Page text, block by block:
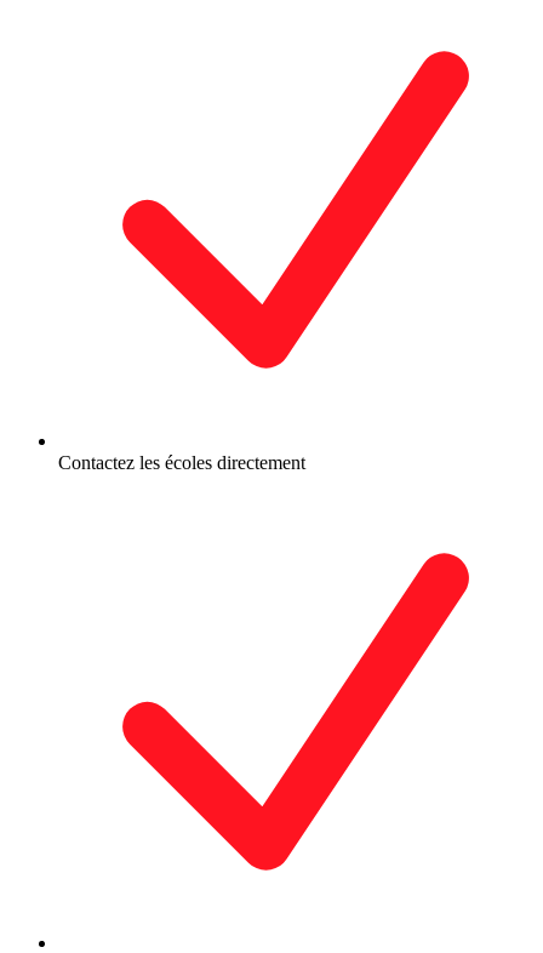
Contactez les écoles directement